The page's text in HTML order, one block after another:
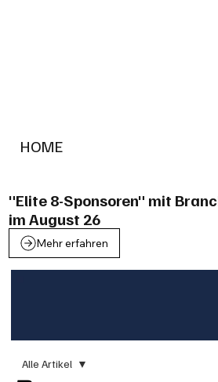
HOME
"Elite 8-Sponsoren" mit
im August 26
Mehr erfahren
Alle Artikel